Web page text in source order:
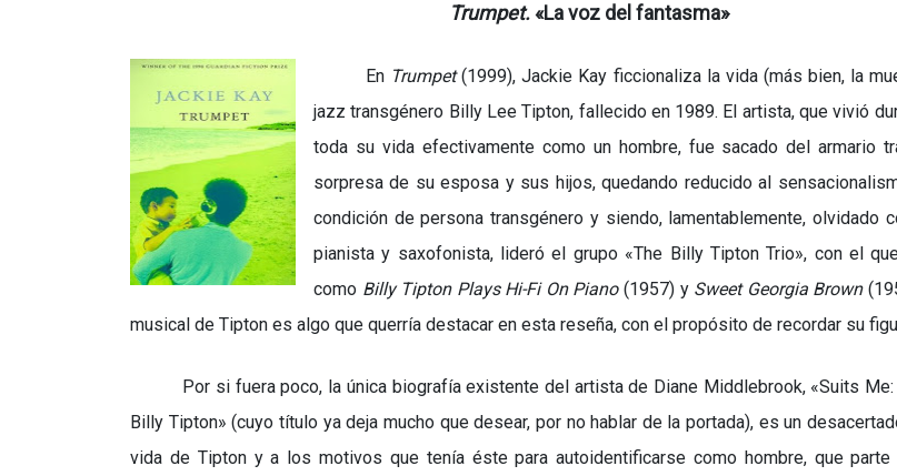
Trumpet.«La voz del fantasma»
En Trumpet(1999), Jackie Kay ficcionaliza la vida (más bien, la
jazz transgénero Billy Lee Tipton, fallecido en 1989. El artista, que vivió
toda su vida efectivamente como un hombre, fue sacado del armario
sorpresa de su esposa y sus hijos, quedando reducido al
condición de persona transgénero y siendo, lamentablemente, olvidado
pianista y saxofonista, lideró el grupo «The Billy Tipton Trio», con el
como Billy Tipton Plays Hi-Fi On Piano(1957) y Sweet Georgia Brown
musical de Tipton es algo que querría destacar en esta reseña, con el propósito de recordar su
Por si fuera poco, la única biografía existente del artista de Diane Middlebrook, «Suits
Billy Tipton» (cuyo título ya deja mucho que desear, por no hablar de la portada), es un
vida de Tipton y a los motivos que tenía éste para autoidentificarse como hombre, que